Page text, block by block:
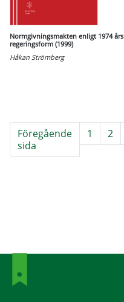
Normgivningsmakten enligt 1974 års
regeringsform (1999)
Håkan Strömberg
Föregående
sida
1 2